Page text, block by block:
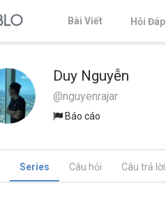
Bài Viết Hỏi Đáp
Duy Nguyễn
@nguyenrajar
Báo cáo
Series Câu hỏi Câu trả lời